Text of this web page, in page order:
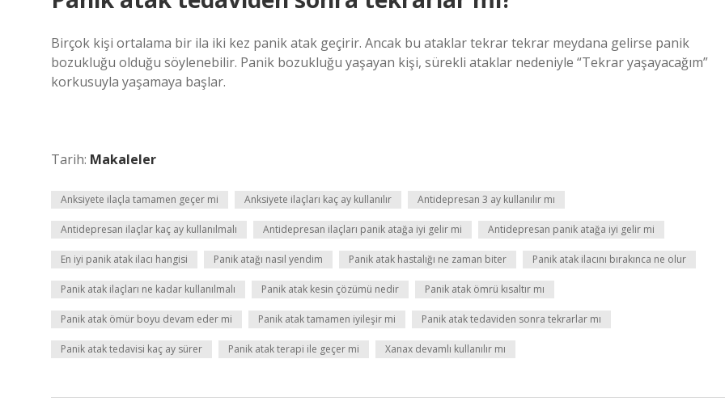
Birçok kişi ortalama bir ila iki kez panik atak geçirir. Ancak bu ataklar tekrar tekrar meydana gelirse panik
bozukluğu olduğu söylenebilir. Panik bozukluğu yaşayan kişi, sürekli ataklar nedeniyle “Tekrar yaşayacağım”
korkusuyla yaşamaya başlar.
Tarih: Makaleler
Anksiyete ilaçla tamamen geçer mi Anksiyete ilaçları kaç ay kullanılır Antidepresan 3 ay kullanılır mı
Antidepresan ilaçlar kaç ay kullanılmalı Antidepresan ilaçları panik atağa iyi gelir mi Antidepresan panik atağa iyi gelir mi
En iyi panik atak ilacı hangisi Panik atağı nasıl yendim Panik atak hastalığı ne zaman biter Panik atak ilacını bırakınca ne olur
Panik atak ilaçları ne kadar kullanılmalı Panik atak kesin çözümü nedir Panik atak ömrü kısaltır mı
Panik atak ömür boyu devam eder mi Panik atak tamamen iyileşir mi Panik atak tedaviden sonra tekrarlar mı
Panik atak tedavisi kaç ay sürer Panik atak terapi ile geçer mi Xanax devamlı kullanılır mı